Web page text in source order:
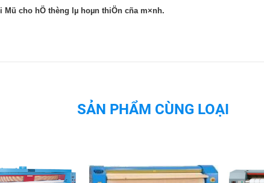
Mü cho hÖ thèng lµ hoµn thiÖn cña m×nh.
SẢN PHẨM CÙNG LOẠI